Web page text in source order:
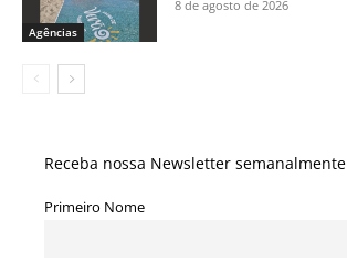
Agências
8 de agosto de 2026
Receba nossa Newsletter semanalmente
Primeiro Nome